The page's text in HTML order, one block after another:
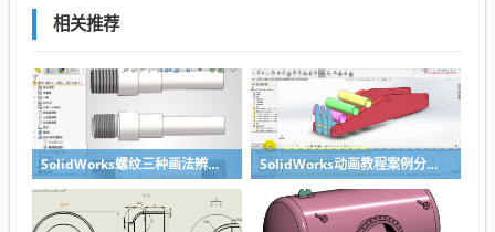
相关推荐
SolidWorks螺纹三种画法辨析异同：装饰螺纹线、螺柱向导、螺纹特征 SolidWorks动画教程案例分享之圆管分料动画，重力自然滑落